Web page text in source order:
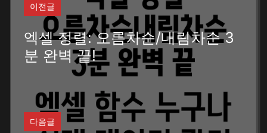
이전글
엑셀 정렬: 오름차순/내림차순 3
분 완벽 끝!
다음글